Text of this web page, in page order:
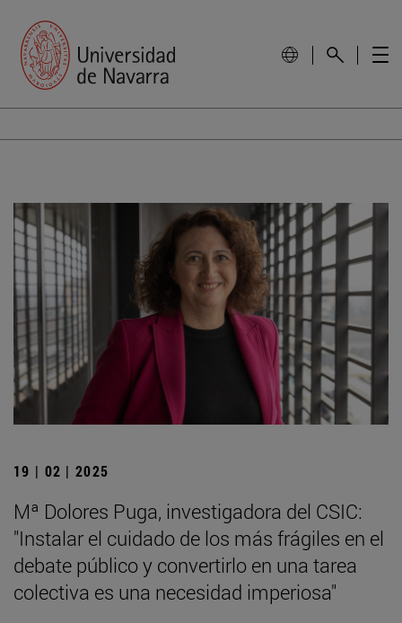
19 | 02 | 2025
Mª Dolores Puga, investigadora del CSIC:
"Instalar el cuidado de los más frágiles en el
debate público y convertirlo en una tarea
colectiva es una necesidad imperiosa"